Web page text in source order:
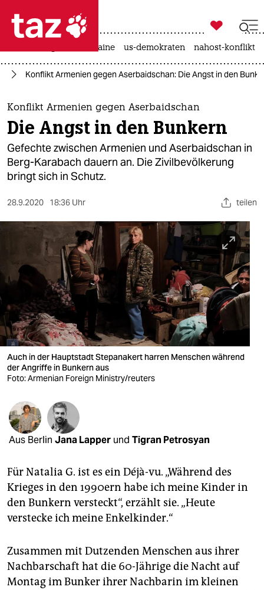
 taz zahl ich
taz zahl ich
themen
politik
öko
gesellschaft
berlin
wahrheit
verlag
verlag
shop
fragen & hilfe
abo
genossenschaft

taz zahl ich
krieg in der ukraine us-demokraten nahost-konflikt
Konflikt Armenien gegen Aserbaidschan: Die Angst in den
Konflikt Armenien gegen Aserbaidschan
Die Angst in den Bunkern
Gefechte zwischen Armenien und Aserbaidschan in
Berg-Karabach dauern an. Die Zivilbevölkerung
bringt sich in Schutz.
28.9.2020 18:36 Uhr teilen
Auch in der Hauptstadt Stepanakert harren Menschen während
der Angriffe in Bunkern aus
Foto: Armenian Foreign Ministry/reuters
Aus Berlin Jana Lapper und Tigran Petrosyan
Für Natalia G. ist es ein Déjà-vu. „Während des
Krieges in den 1990ern habe ich meine Kinder in
den Bunkern versteckt“, erzählt sie. „Heute
verstecke ich meine Enkelkinder.“
Zusammen mit Dutzenden Menschen aus ihrer
Nachbarschaft hat die 60-Jährige die Nacht auf
Montag im Bunker ihrer Nachbarin im kleinen